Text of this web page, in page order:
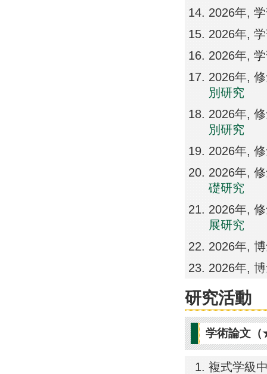
2026年,
2026年,
2026年,
2026年,
別研究
2026年,
別研究
2026年,
2026年,
礎研究
2026年,
展研究
2026年,
2026年,
研究活動
学術論文
複式学級